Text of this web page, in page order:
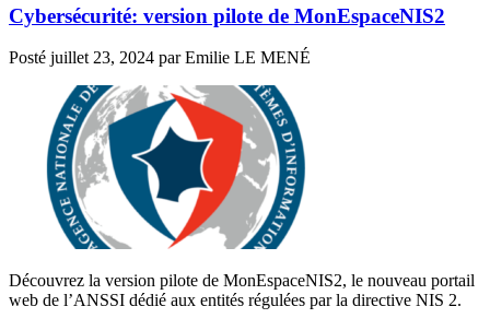
Cybersécurité: version pilote de MonEspaceNIS2
Posté juillet 23, 2024 par Emilie LE MENÉ
Découvrez la version pilote de MonEspaceNIS2, le nouveau portail
web de l’ANSSI dédié aux entités régulées par la directive NIS 2.